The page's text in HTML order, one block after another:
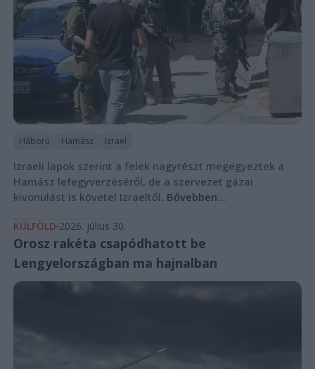
Háború Hamász Izrael
Izraeli lapok szerint a felek nagyrészt megegyeztek a
Hamász lefegyverzéséről, de a szervezet gázai
kivonulást is követel Izraeltől. Bővebben...
KÜLFÖLD 2026. július 30.
Orosz rakéta csapódhatott be
Lengyelországban ma hajnalban